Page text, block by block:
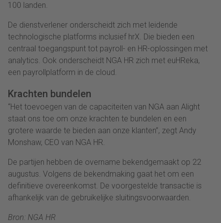
100 landen.
De dienstverlener onderscheidt zich met leidende
technologische platforms inclusief hrX. Die bieden een
centraal toegangspunt tot payroll- en HR-oplossingen met
analytics. Ook onderscheidt NGA HR zich met euHReka,
een payrollplatform in de cloud.
Krachten bundelen
“Het toevoegen van de capaciteiten van NGA aan Alight
staat ons toe om onze krachten te bundelen en een
grotere waarde te bieden aan onze klanten”, zegt Andy
Monshaw, CEO van NGA HR.
De partijen hebben de overname bekendgemaakt op 22
augustus. Volgens de bekendmaking gaat het om een
definitieve overeenkomst. De voorgestelde transactie is
afhankelijk van de gebruikelijke sluitingsvoorwaarden.
Bron: NGA HR